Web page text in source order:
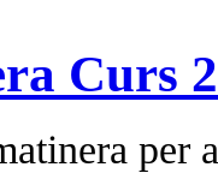
Curs
per